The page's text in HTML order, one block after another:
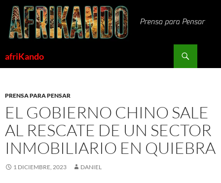
Saltar
contenido
afriKando
PRENSA PARA PENSAR
EL GOBIERNO CHINO SALE
AL RESCATE DE UN SECTOR
INMOBILIARIO EN QUIEBRA
1 DICIEMBRE, 2023 DANIEL